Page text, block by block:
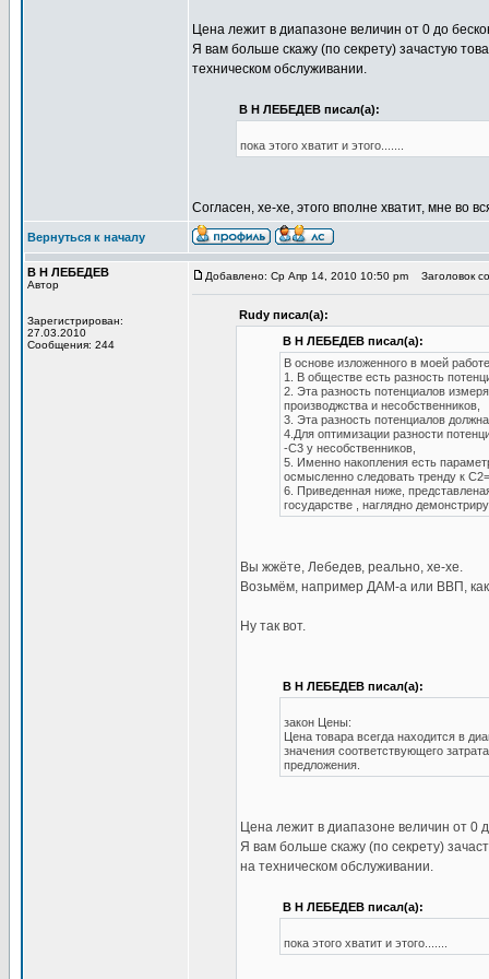
Цена лежит в диапазоне величин от 0 до
Я вам больше скажу (по секрету) зачастую
техническом обслуживании.
В Н ЛЕБЕДЕВ писал(а):
пока этого хватит и этого.......
Согласен, хе-хе, этого вполне хватит, мне во
Вернуться к началу
В Н ЛЕБЕДЕВ
Автор
Зарегистрирован:
27.03.2010
Сообщения: 244
Добавлено: Ср Апр 14, 2010 10:50 pm Заголовок
Rudy писал(а):
В Н ЛЕБЕДЕВ писал(а):
В основе изложенного в моей
1. В обществе есть разность
2. Эта разность потенциалов
производжства и несобственников,
3. Эта разность потенциалов
4.Для оптимизации разности
-С3 у несобственников,
5. Именно накопления есть
осмысленно следовать тренду к
6. Приведенная ниже,
государстве , наглядно
Вы жжёте, Лебедев, реально, хе-хе.
Возьмём, например ДАМ-а или ВВП,
Ну так вот.
В Н ЛЕБЕДЕВ писал(а):
закон Цены:
Цена товара всегда находится в
значения соответствующего
предложения.
Цена лежит в диапазоне величин от 0
Я вам больше скажу (по секрету)
на техническом обслуживании.
В Н ЛЕБЕДЕВ писал(а):
пока этого хватит и этого.......